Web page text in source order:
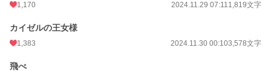
累計ポイント
1,170 2024.11.29 07:111,819文字
カイゼルの王女様
1,383 2024.11.30 00:103,578文字
飛べ